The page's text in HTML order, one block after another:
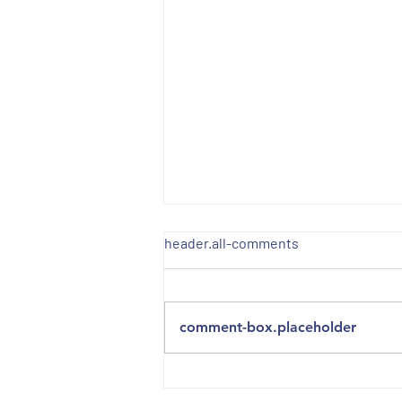
header.all-comments
comment-box.placeholder